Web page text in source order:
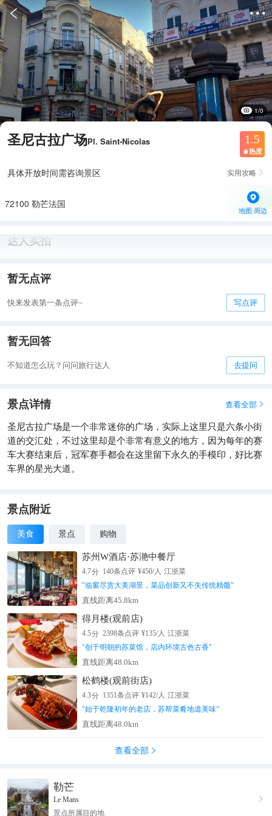
 
1/0
圣尼古拉广场Pl. Saint-Nicolas 1.5
 热度
具体开放时间需咨询景区 实用攻略 
72100 勒芒法国
地图·周边
达人实拍
暂无点评
快来发表第一条点评~ 写点评
暂无回答
不知道怎么玩？问问旅行达人 去提问
景点详情 查看全部 
圣尼古拉广场是一个非常迷你的广场，实际上这里只是六条小街
道的交汇处，不过这里却是个非常有意义的地方，因为每年的赛
车大赛结束后，冠军赛手都会在这里留下永久的手模印，好比赛
车界的星光大道。
景点附近
美食 景点 购物
苏州W酒店·苏滟中餐厅
4.7分 140条点评 ¥450/人 江浙菜
"临窗尽赏大美湖景，菜品创新又不失传统精髓"
直线距离45.8km
得月楼(观前店)
4.5分 2398条点评 ¥135/人 江浙菜
"创于明朝的苏菜馆，店内环境古色古香"
直线距离48.0km
松鹤楼(观前街店)
4.3分 1351条点评 ¥142/人 江浙菜
"始于乾隆初年的老店，苏帮菜肴地道美味"
直线距离48.0km
查看全部 
勒芒
Le Mans
景点所属目的地
